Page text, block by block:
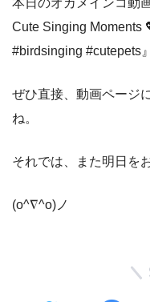
本日のオカメインコ動
Cute Singing Moments
#birdsinging #cutepets
ぜひ直接、動画ページ
ね。
それでは、また明日を
(o^∇^o)ノ